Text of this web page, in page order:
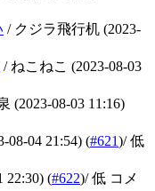
/ クジラ飛行机 (2023-
/ ねこねこ (2023-08-03
(2023-08-03 11:16)
08-04 21:54) (#621)/ 低
22:30) (#622)/ 低 コメ